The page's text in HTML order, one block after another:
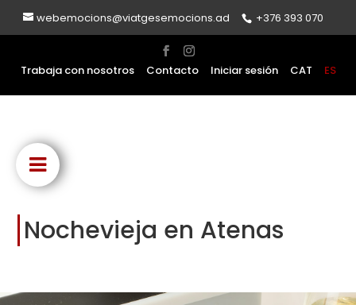
webemocions@viatgesemocions.ad +376 393 070
Trabaja con nosotros Contacto Iniciar sesión CAT ES
Nochevieja en Atenas